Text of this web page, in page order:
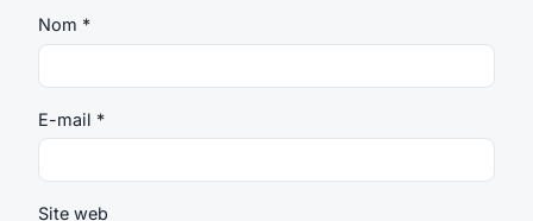
Nom *
E-mail *
Site web